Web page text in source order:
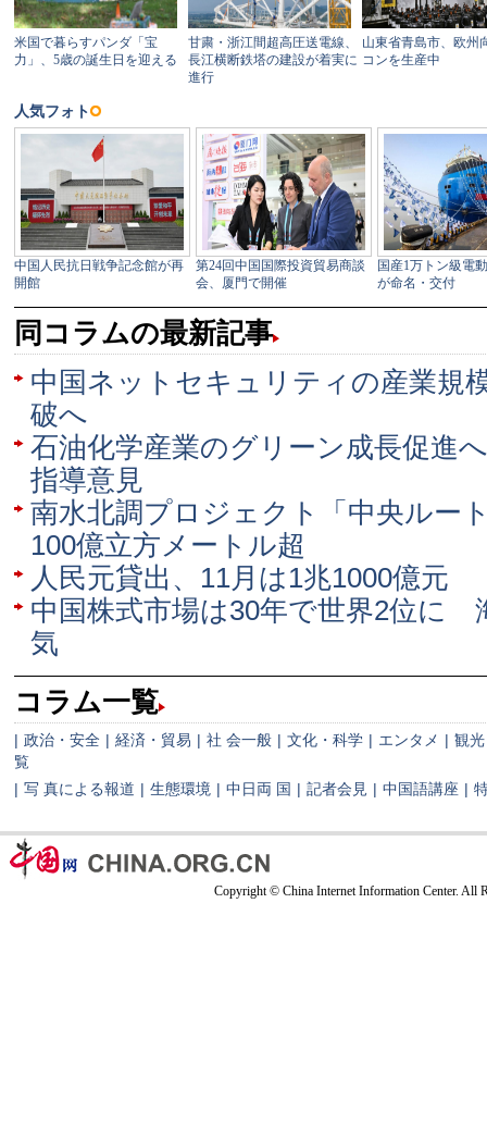
同コラムの最新記事
中国ネットセキュリティの産業規
破へ
石油化学産業のグリーン成長促進
指導意見
南水北調プロジェクト「中央ルー
100億立方メートル超
人民元貸出、11月は1兆1000億元
中国株式市場は30年で世界2位に
気
コラム一覧
| 政治・安全 | 経済・貿易 | 社 会一般 | 文化・科学 | エンタメ | 観光
覧
| 写 真による報道 | 生態環境 | 中日両 国 | 記者会見 | 中国語講座 |